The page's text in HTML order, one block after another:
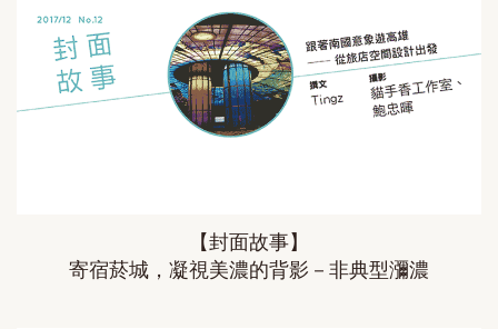
【封面故事】
寄宿菸城，凝視美濃的背影－非典型瀰濃